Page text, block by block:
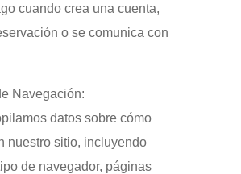
cuando crea una cuenta,
o se comunica con
Navegación:
datos sobre cómo
nuestro sitio, incluyendo
de navegador, páginas